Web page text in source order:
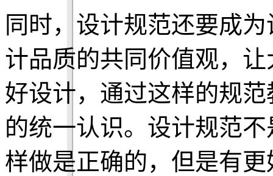
同时，设计规范还要成
计品质的共同价值观，
好设计，通过这样的规
的统一认识。设计规范
样做是正确的，但是有